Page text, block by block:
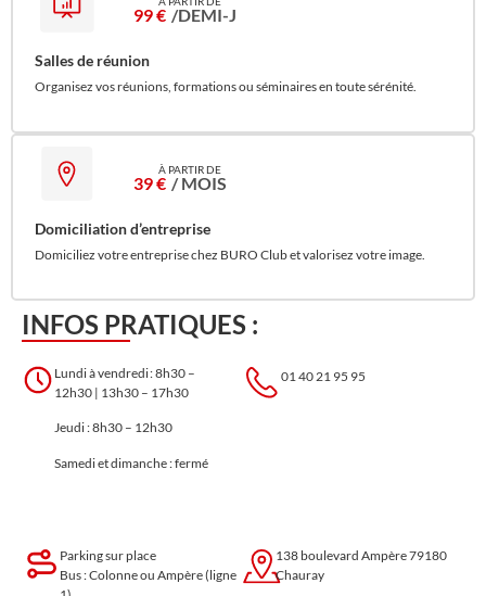
99 € /DEMI-J
Salles de réunion
Organisez vos réunions, formations ou séminaires en toute sérénité.
39 € / MOIS
Domiciliation d’entreprise
Domiciliez votre entreprise chez BURO Club et valorisez votre image.
INFOS PRATIQUES :
Lundi à vendredi : 8h30 –
12h30 | 13h30 – 17h30
Jeudi : 8h30 – 12h30
Samedi et dimanche : fermé
01 40 21 95 95
Parking sur place
Bus :Colonne ou Ampère (ligne
138 boulevard Ampère 79180
Chauray